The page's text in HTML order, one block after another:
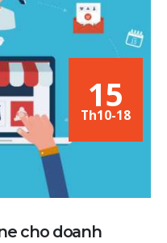
15
Th10-18
cho doanh